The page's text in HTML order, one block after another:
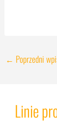
← Poprzedni
Linie